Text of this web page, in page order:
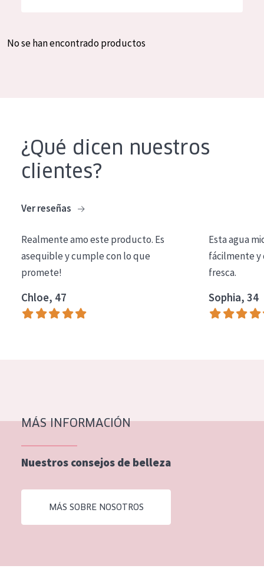
Crema de día
Crema de noche
Limpieza
COLECCIÓN
Essentials
Lift+
Piel normal y seca
Piel mixata o grasa
Piel madura
Piel expuesta al sol
Piel menopáusica
Todas las edades
Spanish
No se han encontrado productos
¿Qué dicen nuestros
clientes?
Ver reseñas
Realmente amo este producto. Es
asequible y cumple con lo que
promete!
Chloe, 47
Esta agua
fácilmente y
fresca.
Sophia, 34
MÁS INFORMACIÓN
Nuestros consejos de belleza
MÁS SOBRE NOSOTROS